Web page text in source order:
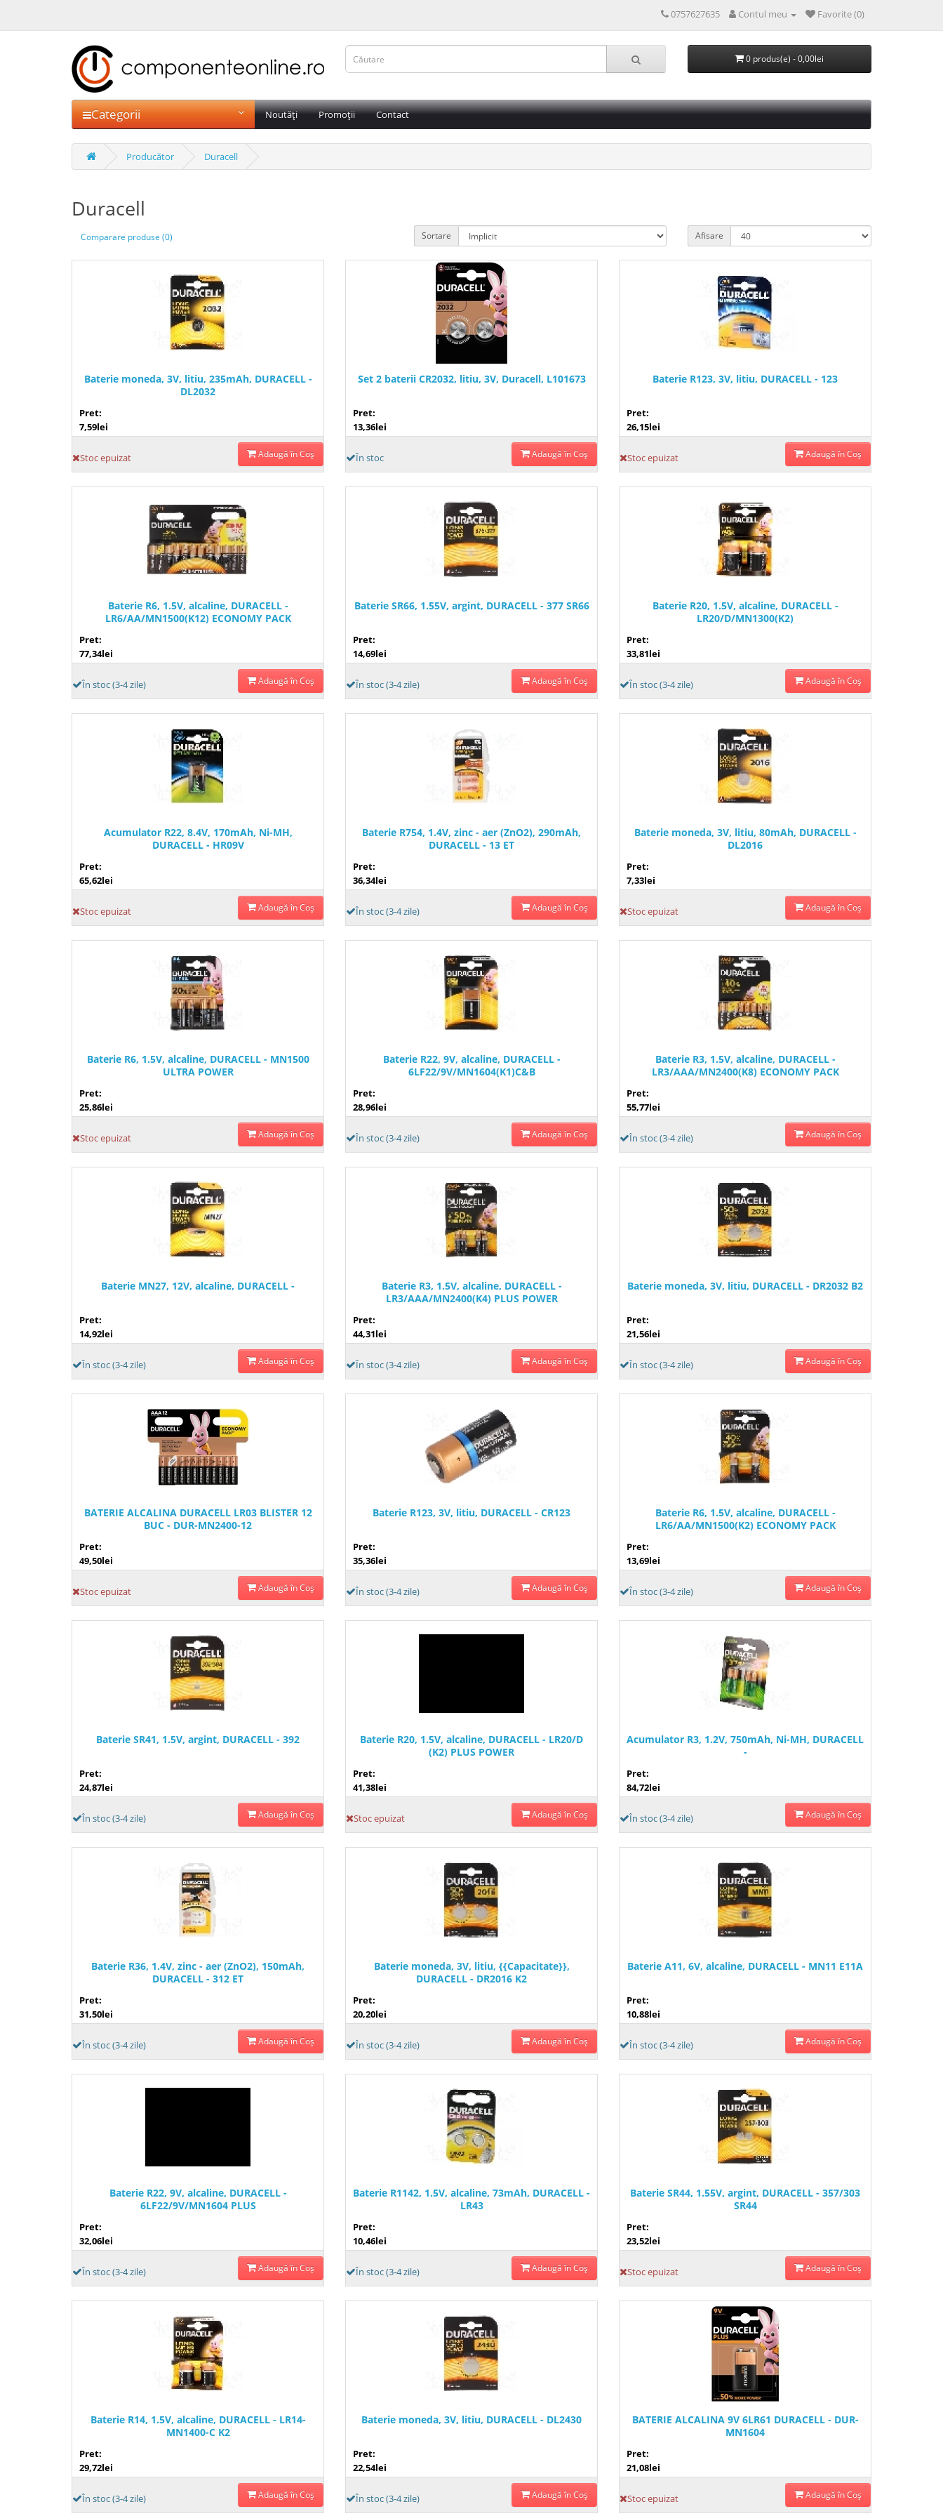
0757627635 Contul meu Favorite (0)
0 produs(e) - 0,00lei
Categorii Noutăți Promoții Contact
Producător Duracell
Duracell
Comparare produse (0) Sortare Afisare
Baterie moneda, 3V, litiu, 235mAh, DURACELL -
DL2032
Pret:
7,59lei
Stoc epuizat Adaugă în Coş
Set 2 baterii CR2032, litiu, 3V, Duracell, L101673
Pret:
13,36lei
În stoc Adaugă în Coş
Baterie R123, 3V, litiu, DURACELL - 123
Pret:
26,15lei
Stoc epuizat Adaugă în Coş
Baterie R6, 1.5V, alcaline, DURACELL -
LR6/AA/MN1500(K12) ECONOMY PACK
Pret:
77,34lei
În stoc (3-4 zile) Adaugă în Coş
Baterie SR66, 1.55V, argint, DURACELL - 377 SR66
Pret:
14,69lei
În stoc (3-4 zile) Adaugă în Coş
Baterie R20, 1.5V, alcaline, DURACELL -
LR20/D/MN1300(K2)
Pret:
33,81lei
În stoc (3-4 zile) Adaugă în Coş
Acumulator R22, 8.4V, 170mAh, Ni-MH,
DURACELL - HR09V
Pret:
65,62lei
Stoc epuizat Adaugă în Coş
Baterie R754, 1.4V, zinc - aer (ZnO2), 290mAh,
DURACELL - 13 ET
Pret:
36,34lei
În stoc (3-4 zile) Adaugă în Coş
Baterie moneda, 3V, litiu, 80mAh, DURACELL -
DL2016
Pret:
7,33lei
Stoc epuizat Adaugă în Coş
Baterie R6, 1.5V, alcaline, DURACELL - MN1500
ULTRA POWER
Pret:
25,86lei
Stoc epuizat Adaugă în Coş
Baterie R22, 9V, alcaline, DURACELL -
6LF22/9V/MN1604(K1)C&B
Pret:
28,96lei
În stoc (3-4 zile) Adaugă în Coş
Baterie R3, 1.5V, alcaline, DURACELL -
LR3/AAA/MN2400(K8) ECONOMY PACK
Pret:
55,77lei
În stoc (3-4 zile) Adaugă în Coş
Baterie MN27, 12V, alcaline, DURACELL -
Pret:
14,92lei
În stoc (3-4 zile) Adaugă în Coş
Baterie R3, 1.5V, alcaline, DURACELL -
LR3/AAA/MN2400(K4) PLUS POWER
Pret:
44,31lei
În stoc (3-4 zile) Adaugă în Coş
Baterie moneda, 3V, litiu, DURACELL - DR2032 B2
Pret:
21,56lei
În stoc (3-4 zile) Adaugă în Coş
BATERIE ALCALINA DURACELL LR03 BLISTER 12
BUC - DUR-MN2400-12
Pret:
49,50lei
Stoc epuizat Adaugă în Coş
Baterie R123, 3V, litiu, DURACELL - CR123
Pret:
35,36lei
În stoc (3-4 zile) Adaugă în Coş
Baterie R6, 1.5V, alcaline, DURACELL -
LR6/AA/MN1500(K2) ECONOMY PACK
Pret:
13,69lei
În stoc (3-4 zile) Adaugă în Coş
Baterie SR41, 1.5V, argint, DURACELL - 392
Pret:
24,87lei
În stoc (3-4 zile) Adaugă în Coş
Baterie R20, 1.5V, alcaline, DURACELL - LR20/D
(K2) PLUS POWER
Pret:
41,38lei
Stoc epuizat Adaugă în Coş
Acumulator R3, 1.2V, 750mAh, Ni-MH, DURACELL
-
Pret:
84,72lei
În stoc (3-4 zile) Adaugă în Coş
Baterie R36, 1.4V, zinc - aer (ZnO2), 150mAh,
DURACELL - 312 ET
Pret:
31,50lei
În stoc (3-4 zile) Adaugă în Coş
Baterie moneda, 3V, litiu, {{Capacitate}},
DURACELL - DR2016 K2
Pret:
20,20lei
În stoc (3-4 zile) Adaugă în Coş
Baterie A11, 6V, alcaline, DURACELL - MN11 E11A
Pret:
10,88lei
În stoc (3-4 zile) Adaugă în Coş
Baterie R22, 9V, alcaline, DURACELL -
6LF22/9V/MN1604 PLUS
Pret:
32,06lei
În stoc (3-4 zile) Adaugă în Coş
Baterie R1142, 1.5V, alcaline, 73mAh, DURACELL -
LR43
Pret:
10,46lei
În stoc (3-4 zile) Adaugă în Coş
Baterie SR44, 1.55V, argint, DURACELL - 357/303
SR44
Pret:
23,52lei
Stoc epuizat Adaugă în Coş
Baterie R14, 1.5V, alcaline, DURACELL - LR14-
MN1400-C K2
Pret:
29,72lei
În stoc (3-4 zile) Adaugă în Coş
Baterie moneda, 3V, litiu, DURACELL - DL2430
Pret:
22,54lei
În stoc (3-4 zile) Adaugă în Coş
BATERIE ALCALINA 9V 6LR61 DURACELL - DUR-
MN1604
Pret:
21,08lei
Stoc epuizat Adaugă în Coş